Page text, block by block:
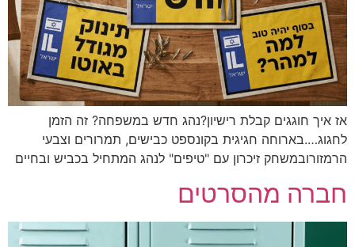
אז איך חוגגים קבלת רישיון?נהג חדש במשפחה? זה הזמן
לחגוג….בארוחה חגיגית בקונספט כבישים, תמרורים וצבעי
הרמזורובמשחק זיכרון עם "טיפים" לנהג המתחיל בכביש ובחיים
חברה מהסרטים